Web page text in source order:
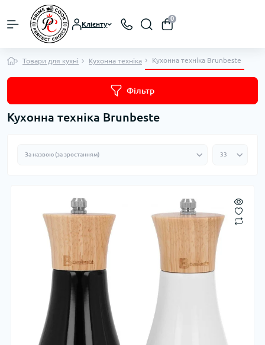
Клієнту
0
Товари для кухні Кухонна техніка Кухонна техніка Brunbeste
Фільтр
Кухонна техніка Brunbeste